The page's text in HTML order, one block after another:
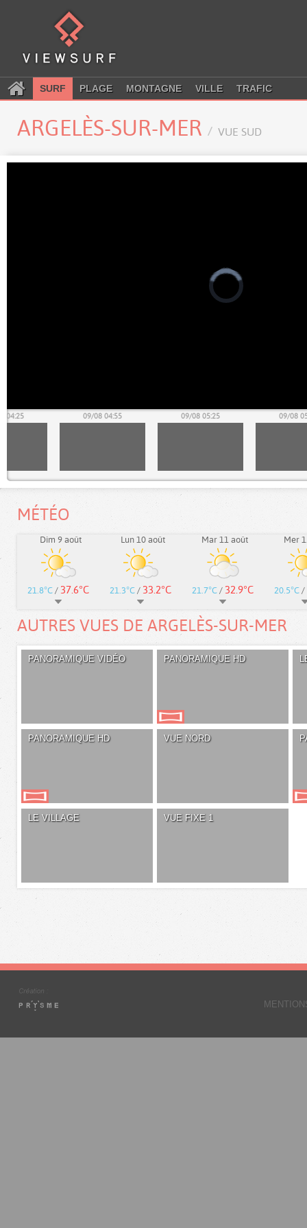
SURF PLAGE MONTAGNE VILLE TRAFIC
ARGELÈS-SUR-MER VUE SUD
04:25 09/08 04:55 09/08 05:25 09/08
MÉTÉO
Dim 9 août
21.8°C / 37.6°C
Lun 10 août
21.3°C / 33.2°C
Mar 11 août
21.7°C / 32.9°C
Mer
20.5°C /
AUTRES VUES DE ARGELÈS-SUR-MER
PANORAMIQUE VIDÉO PANORAMIQUE HD
PANORAMIQUE HD VUE NORD
LE VILLAGE VUE FIXE 1